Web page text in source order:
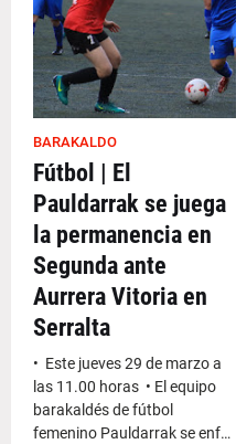
BARAKALDO
Fútbol | El
Pauldarrak se juega
la permanencia en
Segunda ante
Aurrera Vitoria en
Serralta
• Este jueves 29 de marzo a
las 11.00 horas • El equipo
barakaldés de fútbol
femenino Pauldarrak se enf…